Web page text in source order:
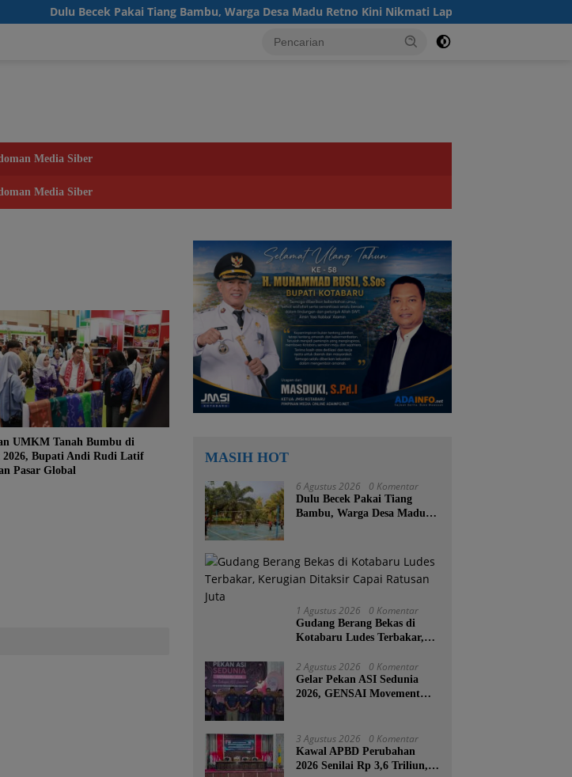
Dulu Becek Pakai Tiang Bambu, Warga Desa Madu Retno Kini Nikmati Lapangan Voli Permanen Berkat
Media Siber
Media Siber
UMKM Tanah Bumbu di
Bupati Andi Rudi Latif
Pasar Global
MASIH HOT
6 Agustus 2026 0 Komentar
Dulu Becek Pakai Tiang
Bambu, Warga Desa Madu
Berkat Program Bupati
Tanah Bumbu
1 Agustus 2026 0 Komentar
Gudang Berang Bekas di
Kotabaru Ludes Terbakar,
Ratusan Juta
2 Agustus 2026 0 Komentar
Gelar Pekan ASI Sedunia
2026, GENSAI Movement
3 Agustus 2026 0 Komentar
Kawal APBD Perubahan
2026 Senilai Rp 3,6 Triliun,